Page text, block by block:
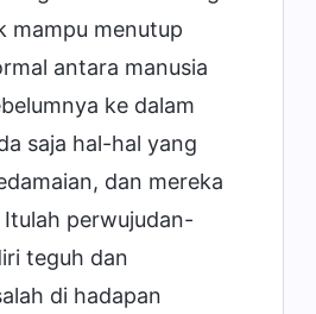
mampu menutup
antara manusia
ke dalam
saja hal-hal yang
dan mereka
perwujudan-
teguh dan
di hadapan